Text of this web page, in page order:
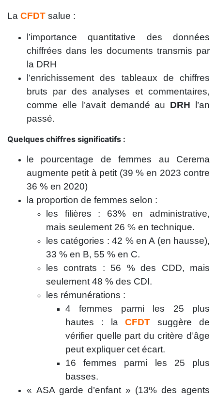
La CFDT salue :
l’importance quantitative des données
chiffrées dans les documents transmis par
la DRH
l’enrichissement des tableaux de chiffres
bruts par des analyses et commentaires,
comme elle l’avait demandé au DRH l’an
passé.
Quelques chiffres significatifs :
le pourcentage de femmes au Cerema
augmente petit à petit (39 % en 2023 contre
36 % en 2020)
la proportion de femmes selon :
les filières : 63% en administrative,
mais seulement 26 % en technique.
les catégories : 42 % en A (en hausse),
33 % en B, 55 % en C.
les contrats : 56 % des CDD, mais
seulement 48 % des CDI.
les rémunérations :
4 femmes parmi les 25 plus
hautes : laCFDTsuggère de
vérifier quelle part du critère d’âge
peut expliquer cet écart.
16 femmes parmi les 25 plus
basses.
« ASA garde d’enfant » (13% des agents